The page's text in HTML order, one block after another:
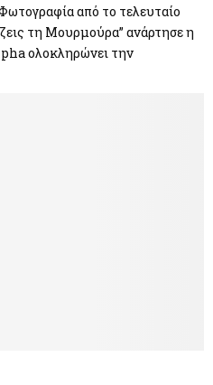
από το τελευταίο
τη Μουρμούρα” ανάρτησε η
ολοκληρώνει την